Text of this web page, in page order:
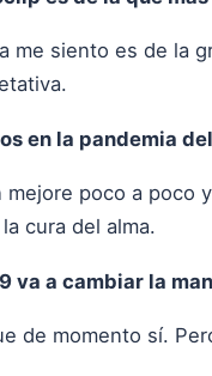
me siento es de la
en la pandemia
mejore poco a poco
cura del alma.
va a cambiar la
de momento sí.